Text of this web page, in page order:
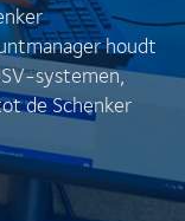
houdt
systemen,
de Schenker